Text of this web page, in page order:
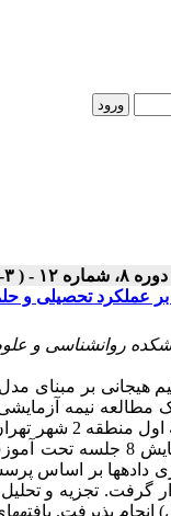
دوره ۸، شماره ۱۲ - ( ۳-۱۴۰۰ )
عملکرد تحصیلی و
روانشناسی و علوم
بر مبنای
مطالعه نیمه
تهران بود و
(15 نفر) و کنترل (15 نفر)
بر اساس
گرفت. تجزیه و
پذیرفت. یافته